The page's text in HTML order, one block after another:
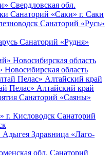
Свердловская обл.
Санаторий «Саки» г. Саки
Санаторий «Русь»
Санаторий «Рудня»
область
Пелас» Алтайский край
Санаторий «Саяны»
Санаторий
Здравница «Лаго-
Санаторий